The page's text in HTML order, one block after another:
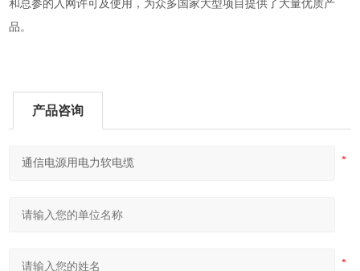
和总参的入网许可及使用，为众多国家大型项目提供了大量优质产
品。
产品咨询